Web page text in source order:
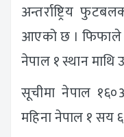
अन्तर्राष्ट्रिय
आएको छ । फिफाले
नेपाल १ स्थान माथि
सूचीमा नेपाल
महिना नेपाल १ सय